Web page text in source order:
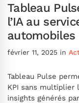
Tableau
l’IA au
automobiles
février 11, 2025 in
Tableau Pulse
KPI sans multiplier
insights générés